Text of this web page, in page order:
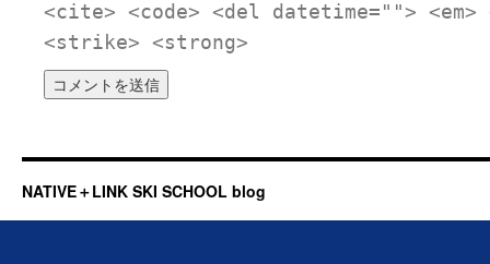
<cite> <code> <del datetime="">
<strike> <strong>
NATIVE＋LINK SKI SCHOOL blog